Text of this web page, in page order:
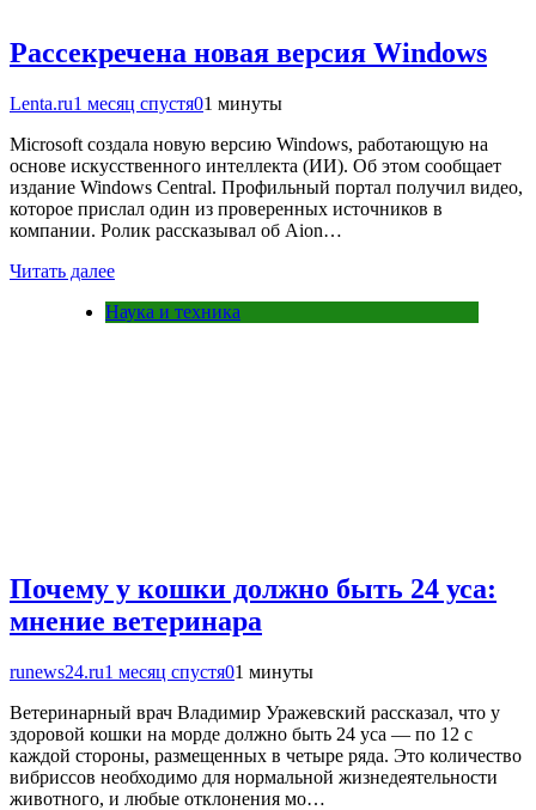
Рассекречена новая версия Windows
Lenta.ru1 месяц спустя01 минуты
Microsoft создала новую версию Windows, работающую на
основе искусственного интеллекта (ИИ). Об этом сообщает
издание Windows Central. Профильный портал получил видео,
которое прислал один из проверенных источников в
компании. Ролик рассказывал об Aion…
Читать далее
Наука и техника
Почему у кошки должно быть 24 уса:
мнение ветеринара
runews24.ru1 месяц спустя01 минуты
Ветеринарный врач Владимир Уражевский рассказал, что у
здоровой кошки на морде должно быть 24 уса — по 12 с
каждой стороны, размещенных в четыре ряда. Это количество
вибриссов необходимо для нормальной жизнедеятельности
животного, и любые отклонения мо…